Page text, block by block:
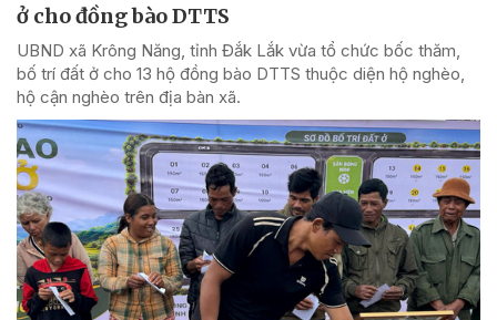
ở cho đồng bào DTTS
UBND xã Krông Năng, tỉnh Đắk Lắk vừa tổ chức bốc thăm,
bố trí đất ở cho 13 hộ đồng bào DTTS thuộc diện hộ nghèo,
hộ cận nghèo trên địa bàn xã.